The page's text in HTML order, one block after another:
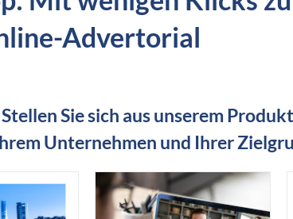
Advertorial
Sie sich aus unserem
Unternehmen und Ihrer